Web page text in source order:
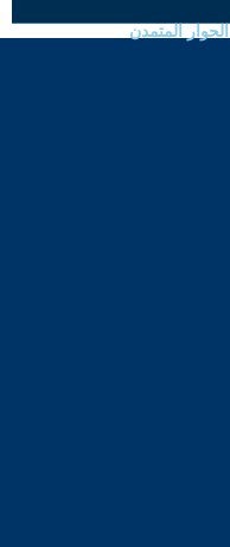
المتمدن